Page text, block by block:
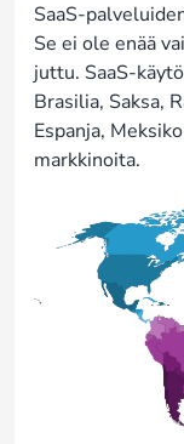
SaaS-
Se ei ole enää
juttu. SaaS-
Brasilia, Saksa,
Espanja,
markkinoita.